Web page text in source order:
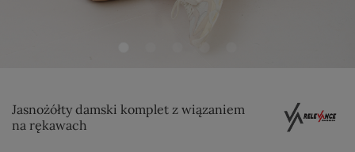
Jasnożółty damski komplet z wiązaniem
na rękawach